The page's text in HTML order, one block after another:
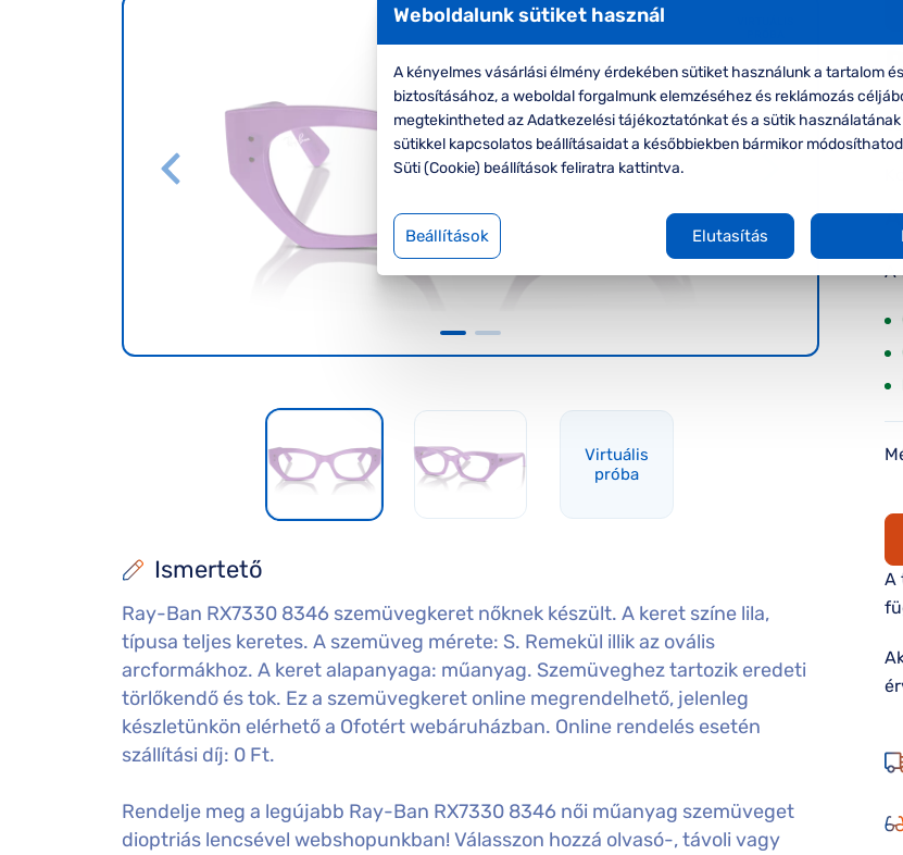
Virtuális
próba
Ismertető
Ray-Ban RX7330 8346 szemüvegkeret nőknek készült. A keret színe lila,
típusa teljes keretes. A szemüveg mérete: S. Remekül illik az ovális
arcformákhoz. A keret alapanyaga: műanyag. Szemüveghez tartozik eredeti
törlőkendő és tok. Ez a szemüvegkeret online megrendelhető, jelenleg
készletünkön elérhető a Ofotért webáruházban. Online rendelés esetén
szállítási díj: 0 Ft.
Rendelje meg a legújabb Ray-Ban RX7330 8346 női műanyag szemüveget
dioptriás lencsével webshopunkban! Válasszon hozzá olvasó-, távoli vagy
A
A
Weboldalunk sütiket használ
A kényelmes vásárlási élmény érdekében sütiket használunk a tartalom
biztosításához, a weboldal forgalmunk elemzéséhez és reklámozás
megtekintheted az Adatkezelési tájékoztatónkat és a sütik
sütikkel kapcsolatos beállításaidat a későbbiekben bármikor
Süti (Cookie) beállítások feliratra kattintva.
Beállítások Elutasítás